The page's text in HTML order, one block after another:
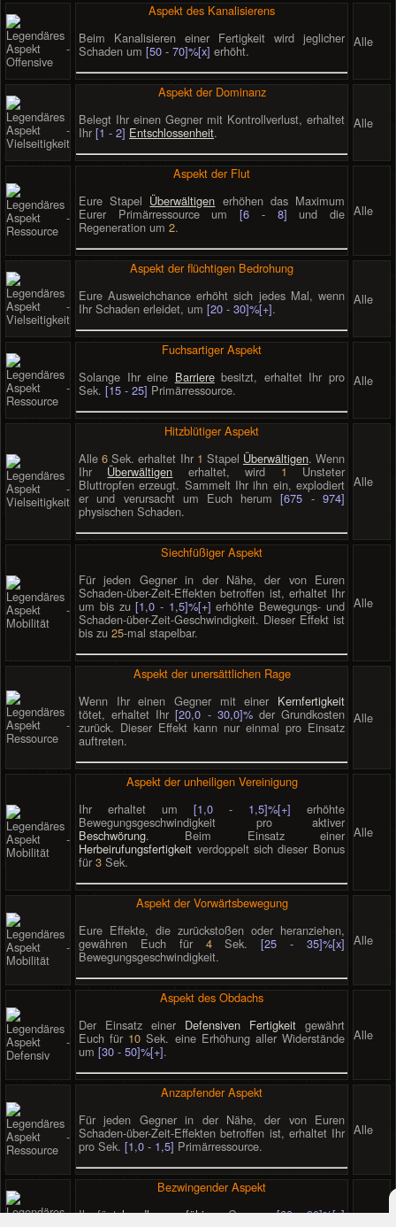
Aspekt des Kanalisierens
Beim Kanalisieren einer Fertigkeit wird jeglicher
Schaden um[50 - 70]%[x] erhöht.
Alle
Aspekt der Dominanz
Belegt Ihr einen Gegner mit Kontrollverlust, erhaltet
Ihr[1 - 2] Entschlossenheit.
Alle
Aspekt der Flut
Eure Stapel Überwältigen erhöhen das Maximum
Eurer Primärressource um[6 - 8] und die
Regeneration um2.
Alle
Aspekt der flüchtigen Bedrohung
Eure Ausweichchance erhöht sich jedes Mal, wenn
Ihr Schaden erleidet, um[20 - 30]%[+].
Alle
Fuchsartiger Aspekt
Solange Ihr eine Barrierebesitzt, erhaltet Ihr pro
Sek.[15 - 25] Primärressource.
Alle
Hitzblütiger Aspekt
Alle6 Sek. erhaltet Ihr 1 Stapel Überwältigen. Wenn
Ihr Überwältigen erhaltet, wird 1 Unsteter
Bluttropfen erzeugt. Sammelt Ihr ihn ein, explodiert
er und verursacht um Euch herum[675 - 974]
physischen Schaden.
Alle
Siechfüßiger Aspekt
Für jeden Gegner in der Nähe, der von Euren
Schaden-über-Zeit-Effekten betroffen ist, erhaltet Ihr
um bis zu[1,0 - 1,5]%[+] erhöhte Bewegungs- und
Schaden-über-Zeit-Geschwindigkeit. Dieser Effekt ist
bis zu25-mal stapelbar.
Alle
Aspekt der unersättlichen Rage
Wenn Ihr einen Gegner mit einer Kernfertigkeit
tötet, erhaltet Ihr[20,0 - 30,0]%der Grundkosten
zurück. Dieser Effekt kann nur einmal pro Einsatz
auftreten.
Alle
Aspekt der unheiligen Vereinigung
Ihr erhaltet um [1,0 - 1,5]%[+] erhöhte
Bewegungsgeschwindigkeit pro aktiver
Beschwörung. Beim Einsatz einer
Herbeirufungsfertigkeit verdoppelt sich dieser Bonus
für3 Sek.
Alle
Aspekt der Vorwärtsbewegung
Eure Effekte, die zurückstoßen oder heranziehen,
gewähren Euch für 4Sek.[25 - 35]%[x]
Bewegungsgeschwindigkeit.
Alle
Aspekt des Obdachs
Der Einsatz einer Defensiven Fertigkeitgewährt
Euch für 10 Sek. eine Erhöhung aller Widerstände
um[30 - 50]%[+].
Alle
Anzapfender Aspekt
Für jeden Gegner in der Nähe, der von Euren
Schaden-über-Zeit-Effekten betroffen ist, erhaltet Ihr
pro Sek.[1,0 - 1,5] Primärressource.
Alle
Bezwingender Aspekt
Ihr fügthandlungsunfähigenGegnern[60 - 90]%[x] Alle